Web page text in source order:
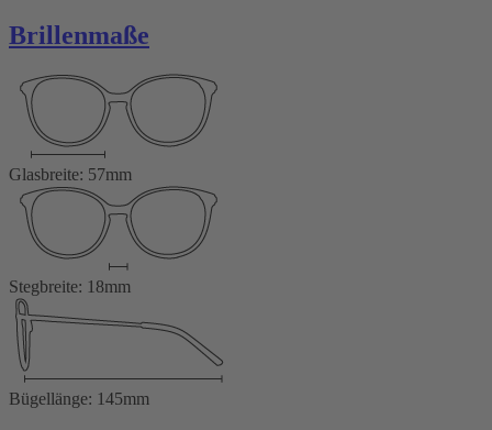
Brillenmaße
Glasbreite: 57mm
Stegbreite: 18mm
Bügellänge: 145mm